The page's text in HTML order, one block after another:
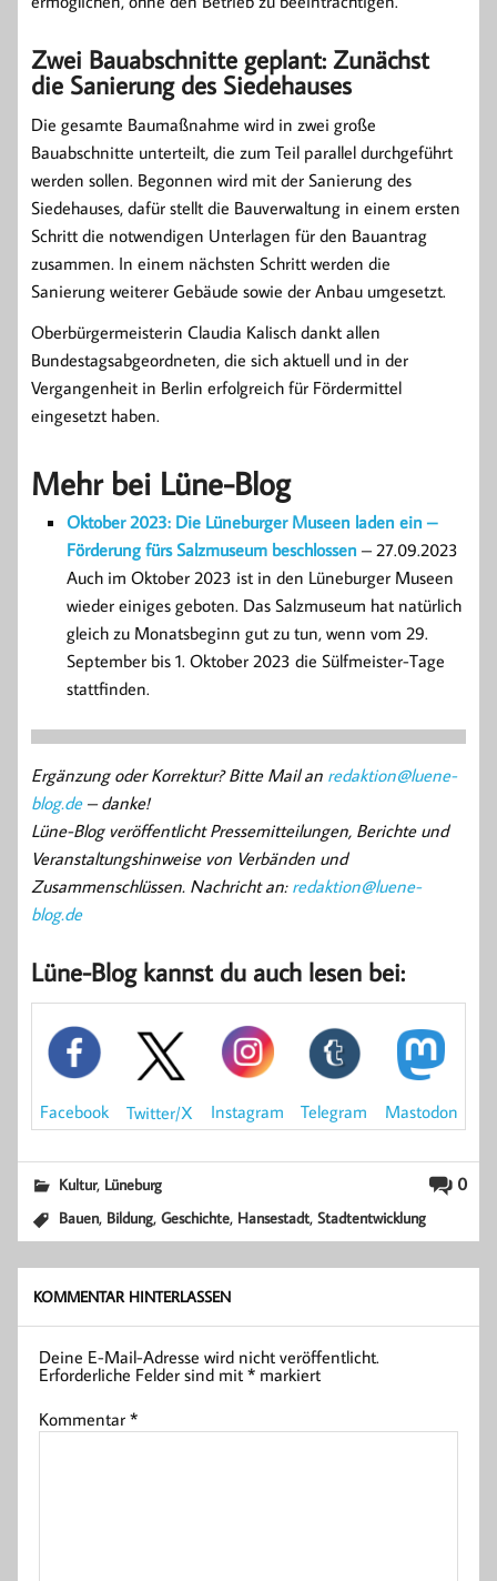
Zwei Bauabschnitte geplant: Zunächst
die Sanierung des Siedehauses
Die gesamte Baumaßnahme wird in zwei große
Bauabschnitte unterteilt, die zum Teil parallel durchgeführt
werden sollen. Begonnen wird mit der Sanierung des
Siedehauses, dafür stellt die Bauverwaltung in einem ersten
Schritt die notwendigen Unterlagen für den Bauantrag
zusammen. In einem nächsten Schritt werden die
Sanierung weiterer Gebäude sowie der Anbau umgesetzt.
Oberbürgermeisterin Claudia Kalisch dankt allen
Bundestagsabgeordneten, die sich aktuell und in der
Vergangenheit in Berlin erfolgreich für Fördermittel
eingesetzt haben.
Mehr bei Lüne-Blog
Oktober 2023: Die Lüneburger Museen laden ein –
Förderung fürs Salzmuseum beschlossen – 27.09.2023
Auch im Oktober 2023 ist in den Lüneburger Museen
wieder einiges geboten. Das Salzmuseum hat natürlich
gleich zu Monatsbeginn gut zu tun, wenn vom 29.
September bis 1. Oktober 2023 die Sülfmeister-Tage
stattfinden.
Ergänzung oder Korrektur? Bitte Mail an redaktion@luene-
blog.de– danke!
Lüne-Blog veröffentlicht Pressemitteilungen, Berichte und
Veranstaltungshinweise von Verbänden und
Zusammenschlüssen. Nachricht an: redaktion@luene-
blog.de
Lüne-Blog kannst du auch lesen bei:
Facebook Twitter/X Instagram Telegram Mastodon
0
Kultur, Lüneburg
Bauen, Bildung,Geschichte, Hansestadt,Stadtentwicklung
KOMMENTAR HINTERLASSEN
Deine E-Mail-Adresse wird nicht veröffentlicht.
Erforderliche Felder sind mit* markiert
Kommentar*